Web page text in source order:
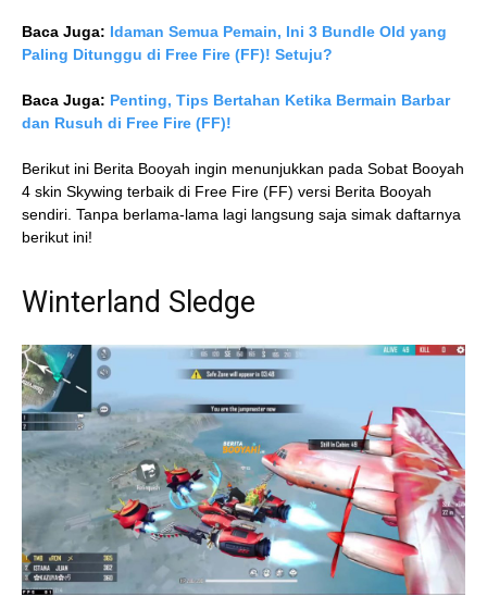
Baca Juga: Idaman Semua Pemain, Ini 3 Bundle Old yang
Paling Ditunggu di Free Fire (FF)! Setuju?
Baca Juga: Penting, Tips Bertahan Ketika Bermain Barbar
dan Rusuh di Free Fire (FF)!
Berikut ini Berita Booyah ingin menunjukkan pada Sobat Booyah
4 skin Skywing terbaik di Free Fire (FF) versi Berita Booyah
sendiri. Tanpa berlama-lama lagi langsung saja simak daftarnya
berikut ini!
Winterland Sledge